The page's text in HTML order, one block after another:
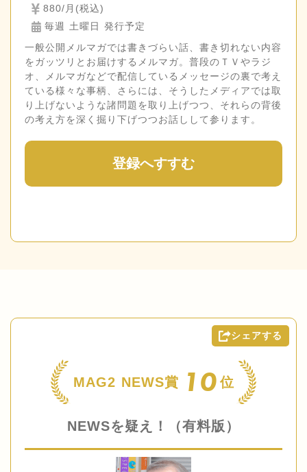
880/月(税込)
毎週 土曜日 発行予定
一般公開メルマガでは書きづらい話、書き切れない内容
をガッツリとお届けするメルマガ。普段のＴＶやラジ
オ、メルマガなどで配信しているメッセージの裏で考え
ている様々な事柄、さらには、そうしたメディアでは取
り上げないような諸問題を取り上げつつ、それらの背後
の考え方を深く掘り下げつつお話しして参ります。
登録へすすむ
シェアする
MAG2 NEWS賞 10 位
NEWSを疑え！（有料版）